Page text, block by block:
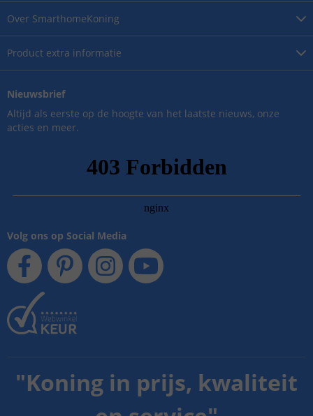
Over SmarthomeKoning
Product extra informatie
Nieuwsbrief
Altijd als eerste op de hoogte van het laatste nieuws, onze
acties en meer.
Volg ons op Social Media
"Koning in prijs, kwaliteit